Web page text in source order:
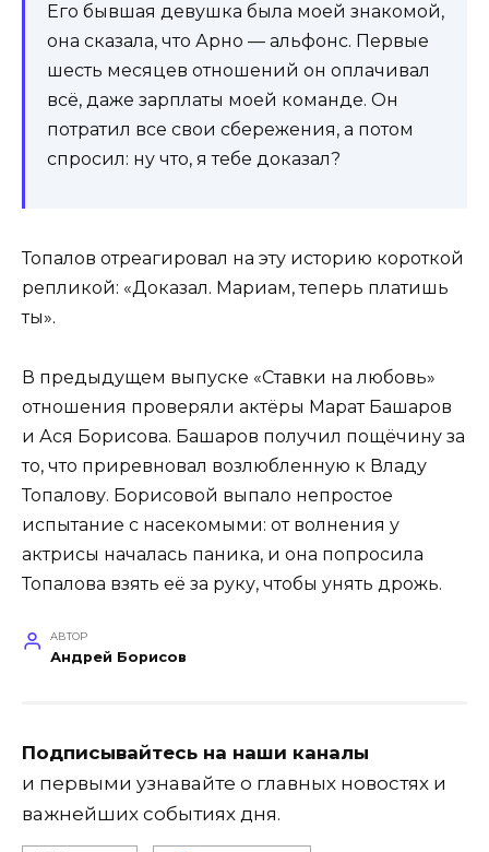
Его бывшая девушка была моей знакомой,
она сказала, что Арно — альфонс. Первые
шесть месяцев отношений он оплачивал
всё, даже зарплаты моей команде. Он
потратил все свои сбережения, а потом
спросил: ну что, я тебе доказал?
Топалов отреагировал на эту историю короткой
репликой: «Доказал. Мариам, теперь платишь
ты».
В предыдущем выпуске «Ставки на любовь»
отношения проверяли актёры Марат Башаров
и Ася Борисова. Башаров получил пощёчину за
то, что приревновал возлюбленную к Владу
Топалову. Борисовой выпало непростое
испытание с насекомыми: от волнения у
актрисы началась паника, и она попросила
Топалова взять её за руку, чтобы унять дрожь.
АВТОР
Андрей Борисов
Подписывайтесь на наши каналы
и первыми узнавайте о главных новостях и
важнейших событиях дня.